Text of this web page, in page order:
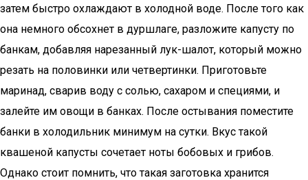
затем быстро охлаждают в холодной воде. После того как
она немного обсохнет в дуршлаге, разложите капусту по
банкам, добавляя нарезанный лук-шалот, который можно
резать на половинки или четвертинки. Приготовьте
маринад, сварив воду с солью, сахаром и специями, и
залейте им овощи в банках. После остывания поместите
банки в холодильник минимум на сутки. Вкус такой
квашеной капусты сочетает ноты бобовых и грибов.
Однако стоит помнить, что такая заготовка хранится